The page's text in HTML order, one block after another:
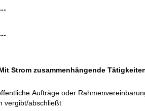
Strom zusammenhängende
Aufträge oder
vergibt/abschließt